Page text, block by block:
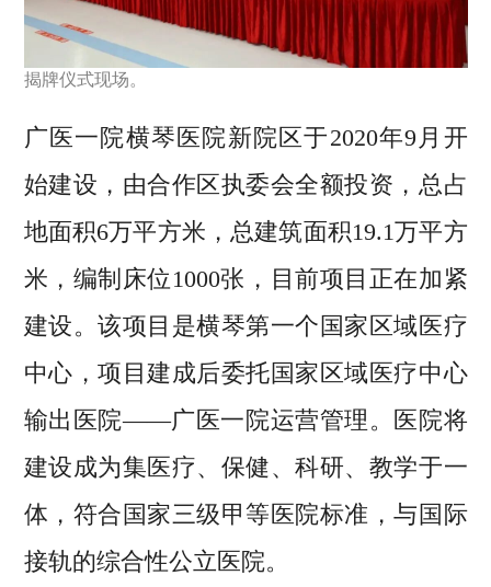
揭牌仪式现场。
广医一院横琴医院新院区于2020年9月开
始建设，由合作区执委会全额投资，总占
地面积6万平方米，总建筑面积19.1万平方
米，编制床位1000张，目前项目正在加紧
建设。该项目是横琴第一个国家区域医疗
中心，项目建成后委托国家区域医疗中心
输出医院——广医一院运营管理。医院将
建设成为集医疗、保健、科研、教学于一
体，符合国家三级甲等医院标准，与国际
接轨的综合性公立医院。